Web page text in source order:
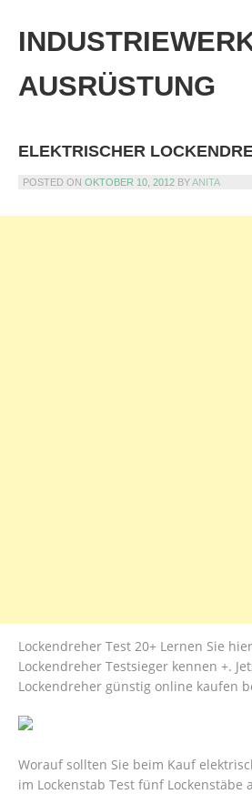
content
AUSRÜSTUNG
ELEKTRISCHER
POSTED ON OKTOBER 10, 2012 BYANITA
Lockendreher Test 20+ Lernen Sie
Lockendreher Testsieger kennen +.
Lockendreher günstig online kaufen
Worauf sollten Sie beim Kauf
im Lockenstab Test fünf